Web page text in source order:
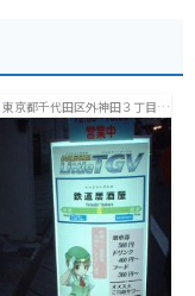
東京都千代田区外神田３丁目１
０−５